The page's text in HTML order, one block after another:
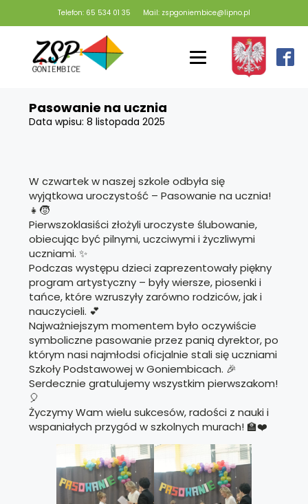
Telefon: 65 534 01 35 Mail: zspgoniembice@lipno.pl
Pasowanie na ucznia
Data wpisu:8 listopada 2025
W czwartek w naszej szkole odbyła się
wyjątkowa uroczystość – Pasowanie na ucznia!
👧🧒
Pierwszoklasiści złożyli uroczyste ślubowanie,
obiecując być pilnymi, uczciwymi i życzliwymi
uczniami. ✨
Podczas występu dzieci zaprezentowały piękny
program artystyczny – były wiersze, piosenki i
tańce, które wzruszyły zarówno rodziców, jak i
nauczycieli. 💕
Najważniejszym momentem było oczywiście
symboliczne pasowanie przez panią dyrektor, po
którym nasi najmłodsi oficjalnie stali się uczniami
Szkoły Podstawowej w Goniembicach. 🎉
Serdecznie gratulujemy wszystkim pierwszakom!
🎈
Życzymy Wam wielu sukcesów, radości z nauki i
wspaniałych przygód w szkolnych murach! 🏫❤️